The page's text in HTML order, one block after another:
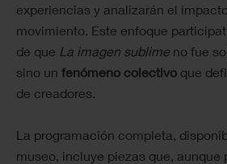
experiencias y analizarán el
movimiento. Este enfoque
de que La imagen sublime no fue
sino un fenómeno colectivo que
de creadores.
La programación completa,
museo, incluye piezas que, aunque